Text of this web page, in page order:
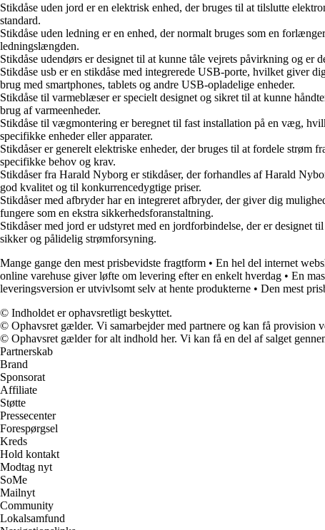
Stikdåse uden jord er en elektrisk enhed, der bruges til at tilslutte
standard.
Stikdåse uden ledning er en enhed, der normalt bruges som en
ledningslængden.
Stikdåse udendørs er designet til at kunne tåle vejrets påvirkning og er
Stikdåse usb er en stikdåse med integrerede USB-porte, hvilket giver
brug med smartphones, tablets og andre USB-opladelige enheder.
Stikdåse til varmeblæser er specielt designet og sikret til at kunne
brug af varmeenheder.
Stikdåse til vægmontering er beregnet til fast installation på en væg,
specifikke enheder eller apparater.
Stikdåser er generelt elektriske enheder, der bruges til at fordele
specifikke behov og krav.
Stikdåser fra Harald Nyborg er stikdåser, der forhandles af Harald
god kvalitet og til konkurrencedygtige priser.
Stikdåser med afbryder har en integreret afbryder, der giver dig
fungere som en ekstra sikkerhedsforanstaltning.
Stikdåser med jord er udstyret med en jordforbindelse, der er designet
sikker og pålidelig strømforsyning.
Mange gange den mest prisbevidste fragtform • En hel del internet
online varehuse giver løfte om levering efter en enkelt hverdag • En
leveringsversion er utvivlsomt selv at hente produkterne • Den mest
© Indholdet er ophavsretligt beskyttet.
© Ophavsret gælder. Vi samarbejder med partnere og kan få provision
© Ophavsret gælder for alt indhold her. Vi kan få en del af salget
Partnerskab
Brand
Sponsorat
Affiliate
Støtte
Pressecenter
Forespørgsel
Kreds
Hold kontakt
Modtag nyt
SoMe
Mailnyt
Community
Lokalsamfund